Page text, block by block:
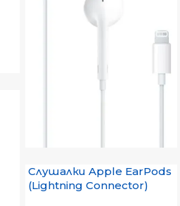
Слушалки Apple EarPods
(Lightning Connector)